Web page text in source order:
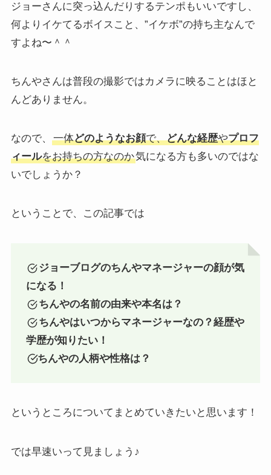
ジョーさんに突っ込んだりするテンポもいいですし、
何よりイケてるボイスこと、”イケボ”の持ち主なんで
すよね〜＾＾
ちんやさんは普段の撮影ではカメラに映ることはほと
んどありません。
なので、 一体どのようなお顔で、どんな経歴やプロフ
ィールをお持ちの方なのか気になる方も多いのではな
いでしょうか？
ということで、この記事では
ジョーブログのちんやマネージャーの顔が気
になる！
ちんやの名前の由来や本名は？
ちんやはいつからマネージャーなの？経歴や
学歴が知りたい！
ちんやの人柄や性格は？
というところについてまとめていきたいと思います！
では早速いって見ましょう♪